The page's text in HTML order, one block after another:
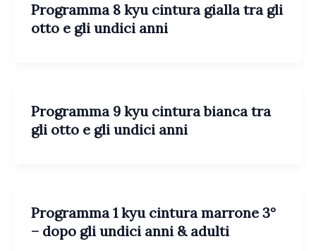
Programma 8 kyu cintura gialla tra gli
otto e gli undici anni
Programma 9 kyu cintura bianca tra
gli otto e gli undici anni
Programma 1 kyu cintura marrone 3°
– dopo gli undici anni & adulti